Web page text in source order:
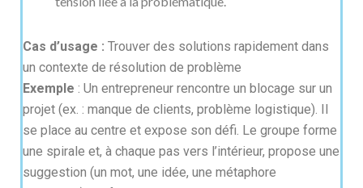
Cas d’usage : Trouver des solutions rapidement dans
un contexte de résolution de problème
Exemple : Un entrepreneur rencontre un blocage sur un
projet (ex. : manque de clients, problème logistique). Il
se place au centre et expose son défi. Le groupe forme
une spirale et, à chaque pas vers l’intérieur, propose une
suggestion (un mot, une idée, une métaphore